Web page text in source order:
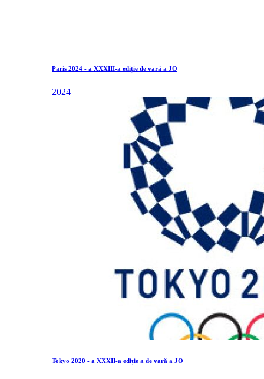
Paris 2024 - a XXXIII-a ediție de vară a JO
2024
Tokyo 2020 - a XXXII-a ediție a de vară a JO